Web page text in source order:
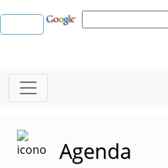
Agenda